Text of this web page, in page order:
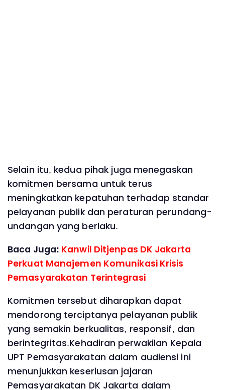
Selain itu, kedua pihak juga menegaskan
komitmen bersama untuk terus
meningkatkan kepatuhan terhadap standar
pelayanan publik dan peraturan perundang-
undangan yang berlaku.
Baca Juga: Kanwil Ditjenpas DK Jakarta
Perkuat Manajemen Komunikasi Krisis
Pemasyarakatan Terintegrasi
Komitmen tersebut diharapkan dapat
mendorong terciptanya pelayanan publik
yang semakin berkualitas, responsif, dan
berintegritas.Kehadiran perwakilan Kepala
UPT Pemasyarakatan dalam audiensi ini
menunjukkan keseriusan jajaran
Pemasyarakatan DK Jakarta dalam